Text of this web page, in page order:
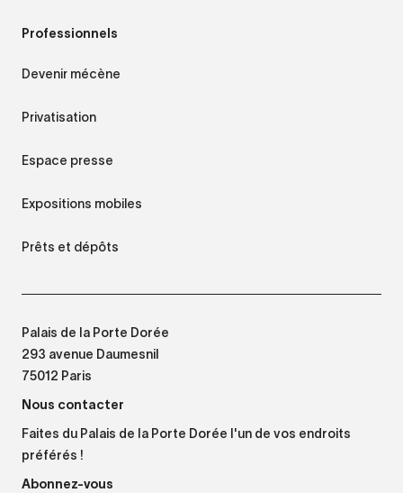
Professionnels
Devenir mécène
Privatisation
Espace presse
Expositions mobiles
Prêts et dépôts
Palais de la Porte Dorée
293 avenue Daumesnil
75012 Paris
Nous contacter
Faites du Palais de la Porte Dorée l'un de vos endroits
préférés !
Abonnez-vous